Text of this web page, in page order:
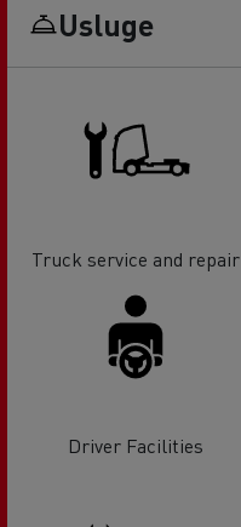
Usluge
Truck service and repair
Driver Facilities